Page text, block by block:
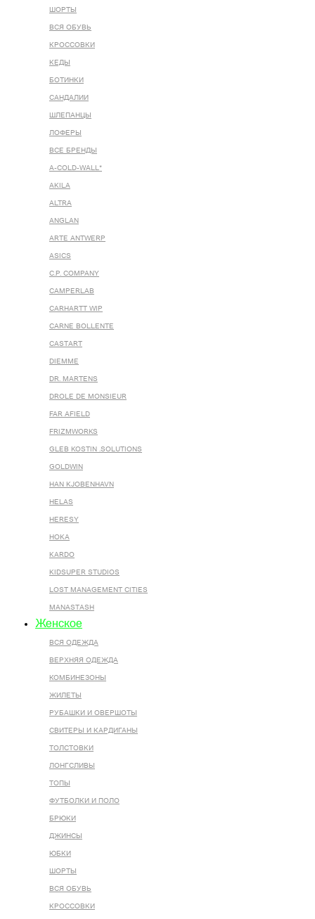
ШОРТЫ
ВСЯ ОБУВЬ
КРОССОВКИ
КЕДЫ
БОТИНКИ
САНДАЛИИ
ШЛЕПАНЦЫ
ЛОФЕРЫ
ВСЕ БРЕНДЫ
A-COLD-WALL*
AKILA
ALTRA
ANGLAN
ARTE ANTWERP
ASICS
C.P. COMPANY
CAMPERLAB
CARHARTT WIP
CARNE BOLLENTE
CASTART
DIEMME
DR. MARTENS
DROLE DE MONSIEUR
FAR AFIELD
FRIZMWORKS
GLEB KOSTIN .SOLUTIONS
GOLDWIN
HAN KJOBENHAVN
HELAS
HERESY
HOKA
KARDO
KIDSUPER STUDIOS
LOST MANAGEMENT CITIES
MANASTASH
Женское
ВСЯ ОДЕЖДА
ВЕРХНЯЯ ОДЕЖДА
КОМБИНЕЗОНЫ
ЖИЛЕТЫ
РУБАШКИ И ОВЕРШОТЫ
СВИТЕРЫ И КАРДИГАНЫ
ТОЛСТОВКИ
ЛОНГСЛИВЫ
ТОПЫ
ФУТБОЛКИ И ПОЛО
БРЮКИ
ДЖИНСЫ
ЮБКИ
ШОРТЫ
ВСЯ ОБУВЬ
КРОССОВКИ